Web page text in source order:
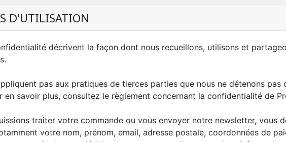
D'UTILISATION
décrivent la façon dont nous recueillons, utilisons et
pas aux pratiques de tierces parties que nous ne détenons
en savoir plus, consultez le règlement concernant la confidentialité de
traiter votre commande ou vous envoyer notre newsletter, vous
votre nom, prénom, email, adresse postale, coordonnées de